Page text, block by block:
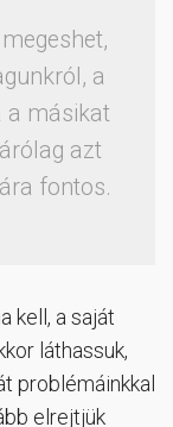
a
a másikat
azt
fontos.
kell, a saját
láthassuk,
problémáinkkal
elrejtjük